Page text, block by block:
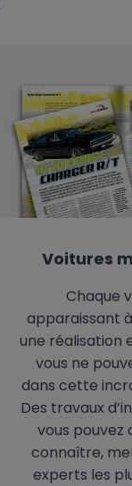
Voitures
Chaque
apparaissant
une réalisation
vous ne
dans cette
Des travaux
vous pouvez
connaître,
experts les